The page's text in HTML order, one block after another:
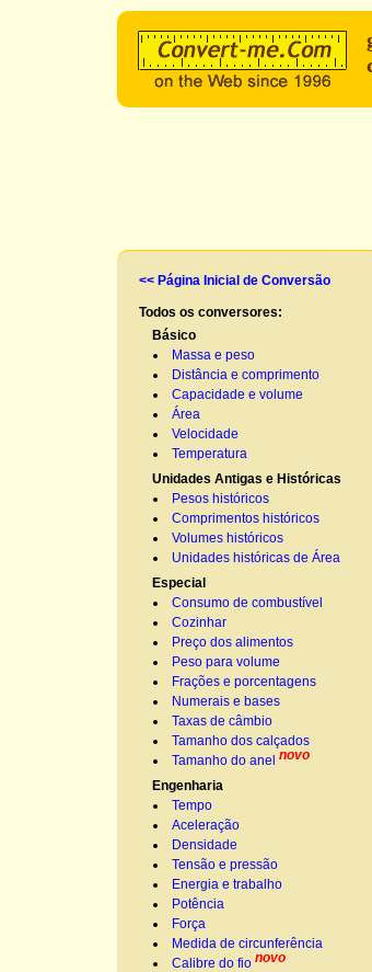
<< Página Inicial de Conversão
Todos os conversores:
Básico
Massa e peso
Distância e comprimento
Capacidade e volume
Área
Velocidade
Temperatura
Unidades Antigas e Históricas
Pesos históricos
Comprimentos históricos
Volumes históricos
Unidades históricas de Área
Especial
Consumo de combustível
Cozinhar
Preço dos alimentos
Peso para volume
Frações e porcentagens
Numerais e bases
Taxas de câmbio
Tamanho dos calçados
Tamanho do anel novo
Engenharia
Tempo
Aceleração
Densidade
Tensão e pressão
Energia e trabalho
Potência
Força
Medida de circunferência
Calibre do fio novo